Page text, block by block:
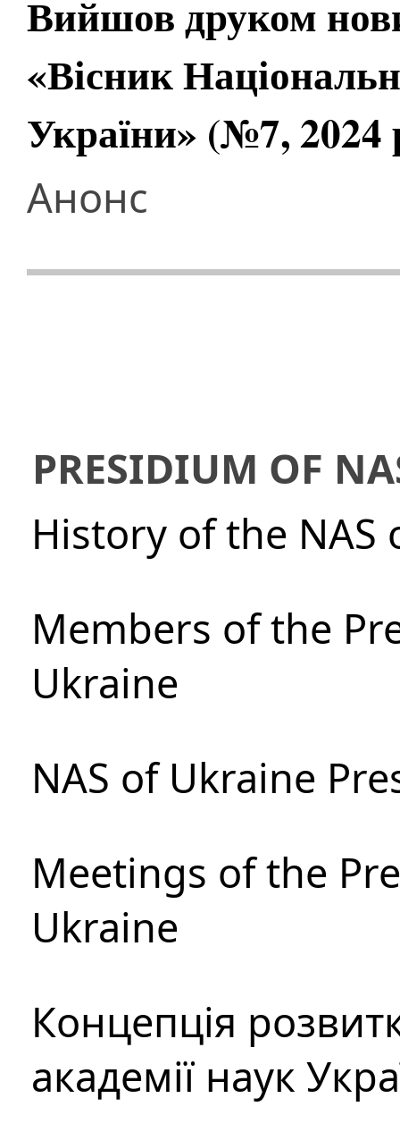
Вийшов друком
«Вісник
України» (№7, 2024
Анонс
PRESIDIUM OF
History of the NAS
Members of the
Ukraine
NAS of Ukraine
Meetings of the
Ukraine
Концепція
академії наук